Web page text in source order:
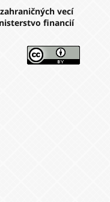
vecí
financií